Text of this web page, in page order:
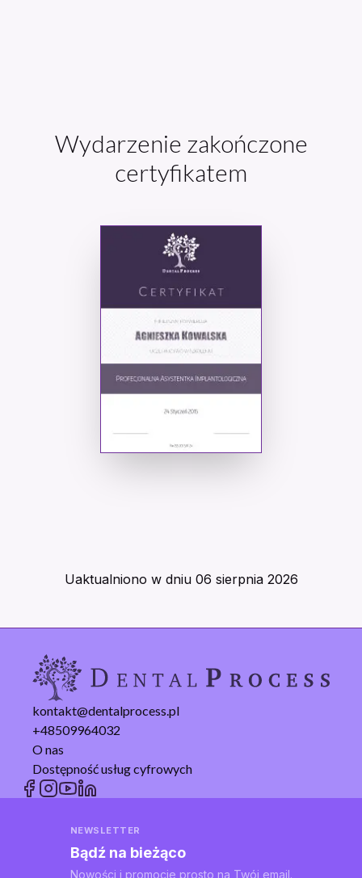
Wydarzenie zakończone
certyfikatem
Uaktualniono w dniu 06 sierpnia 2026
kontakt@dentalprocess.pl
+48509964032
O nas
Dostępność usług cyfrowych
NEWSLETTER
Bądź na bieżąco
Nowości i promocje prosto na Twój email.